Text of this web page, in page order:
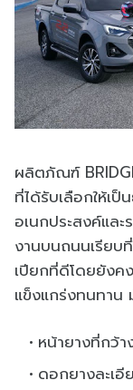
ผลิตภัณฑ์
ที่ได้รับเลือกให้เ
อเนกประสงค์และ
งานบนถนนเรียบ
เปียกที่ดีโดยยังค
แข็งแกร่งทนทาน
หน้ายางที่กว้
ดอกยางละเ